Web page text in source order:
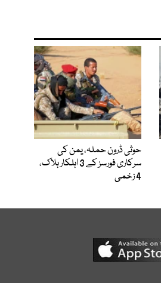
حوثی ڈرون حملہ، یمن کی
سرکاری فورسز کے 3 اہلکار ہلاک،
4 زخمی